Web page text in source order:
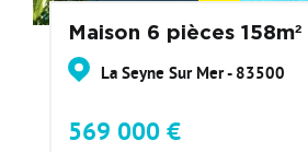
Maison 6 pièces 158m²
La Seyne Sur Mer - 83500
569 000 €